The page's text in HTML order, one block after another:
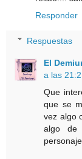
Responder
Respuestas
El
a las
Que
que se
vez algo
algo de